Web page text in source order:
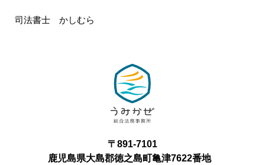
司法書士 かしむら
〒891-7101
鹿児島県大島郡徳之島町亀津7622番地